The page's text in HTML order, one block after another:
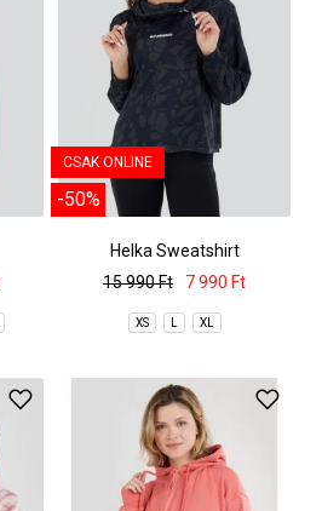
CSAK ONLINE
-50%
Helka Sweatshirt
15 990 Ft
7 990 Ft
XS L XL